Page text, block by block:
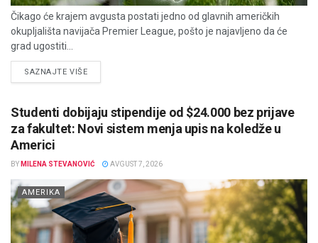
Čikago će krajem avgusta postati jedno od glavnih američkih
okupljališta navijača Premier League, pošto je najavljeno da će
grad ugostiti...
SAZNAJTE VIŠEDETAILS
Studenti dobijaju stipendije od $24.000 bez prijave
za fakultet: Novi sistem menja upis na koledže u
Americi
BY MILENA STEVANOVIĆ AVGUST 7, 2026
AMERIKA